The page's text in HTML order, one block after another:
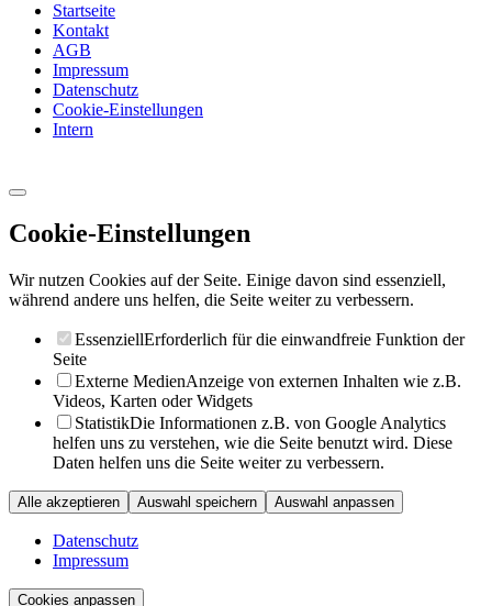
Startseite
Kontakt
AGB
Impressum
Datenschutz
Cookie-Einstellungen
Intern
Cookie-Einstellungen
Wir nutzen Cookies auf der Seite. Einige davon sind essenziell,
während andere uns helfen, die Seite weiter zu verbessern.
EssenziellErforderlich für die einwandfreie Funktion der
Seite
Externe MedienAnzeige von externen Inhalten wie z.B.
Videos, Karten oder Widgets
StatistikDie Informationen z.B. von Google Analytics
helfen uns zu verstehen, wie die Seite benutzt wird. Diese
Daten helfen uns die Seite weiter zu verbessern.
Alle akzeptieren Auswahl speichern Auswahl anpassen
Datenschutz
Impressum
Cookies anpassen